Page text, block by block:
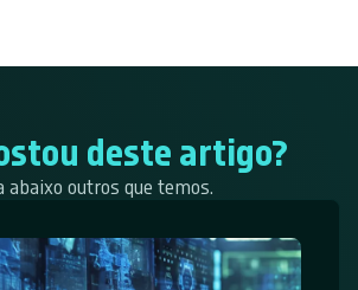
deste artigo?
abaixo outros que temos.